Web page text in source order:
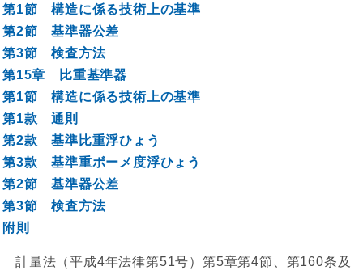
第1節 構造に係る技術上の基準
第2節 基準器公差
第3節 検査方法
第15章 比重基準器
第1節 構造に係る技術上の基準
第1款 通則
第2款 基準比重浮ひょう
第3款 基準重ボーメ度浮ひょう
第2節 基準器公差
第3節 検査方法
附則
計量法（平成4年法律第51号）第5章第4節、第160条及